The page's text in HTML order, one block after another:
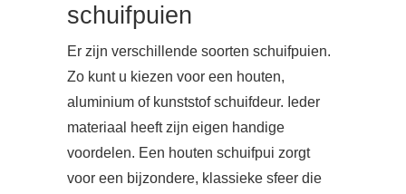
schuifpuien
Er zijn verschillende soorten schuifpuien.
Zo kunt u kiezen voor een houten,
aluminium of kunststof schuifdeur. Ieder
materiaal heeft zijn eigen handige
voordelen. Een houten schuifpui zorgt
voor een bijzondere, klassieke sfeer die